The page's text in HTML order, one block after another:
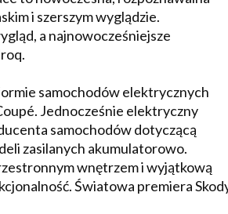
i szerszym wyglądzie.
a najnowocześniejsze
samochodów elektrycznych
Jednocześnie elektryczny
samochodów dotyczącą
zasilanych akumulatorowo.
wnętrzem i wyjątkową
Światowa premiera